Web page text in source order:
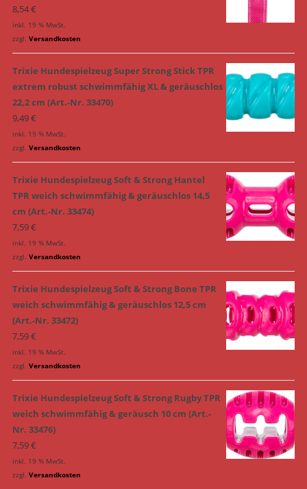
8,54€
inkl. 19 % MwSt.
zzgl. Versandkosten
Trixie Hundespielzeug Super Strong Stick TPR
extrem robust schwimmfähig XL & geräuschlos
22,2 cm (Art.-Nr. 33470)
9,49€
inkl. 19 % MwSt.
zzgl. Versandkosten
Trixie Hundespielzeug Soft & Strong Hantel
TPR weich schwimmfähig & geräuschlos 14,5
cm (Art.-Nr. 33474)
7,59€
inkl. 19 % MwSt.
zzgl. Versandkosten
Trixie Hundespielzeug Soft & Strong Bone TPR
weich schwimmfähig & geräuschlos 12,5 cm
(Art.-Nr. 33472)
7,59€
inkl. 19 % MwSt.
zzgl. Versandkosten
Trixie Hundespielzeug Soft & Strong Rugby TPR
weich schwimmfähig & geräusch 10 cm (Art.-
Nr. 33476)
7,59€
inkl. 19 % MwSt.
zzgl. Versandkosten